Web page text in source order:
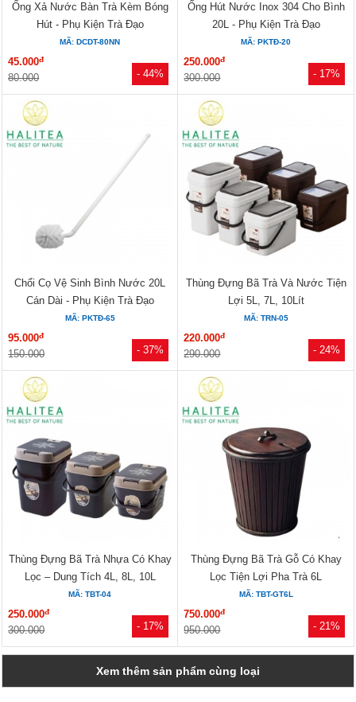
- 44%
Ống Xả Nước Bàn Trà Kèm Bóng
Hút - Phụ Kiện Trà Đạo
MÃ: DCDT-80NN
45.000đ
80.000 - 17%
Ống Hút Nước Inox 304 Cho Bình
20L - Phụ Kiện Trà Đạo
MÃ: PKTĐ-20
250.000đ
300.000
- 37%
Chổi Cọ Vệ Sinh Bình Nước 20L
Cán Dài - Phụ Kiện Trà Đạo
MÃ: PKTĐ-65
95.000đ
150.000 - 24%
Thùng Đựng Bã Trà Và Nước Tiện
Lợi 5L, 7L, 10Lít
MÃ: TRN-05
220.000đ
290.000
- 17%
Thùng Đựng Bã Trà Nhựa Có Khay
Lọc – Dung Tích 4L, 8L, 10L
MÃ: TBT-04
250.000đ
300.000 - 21%
Thùng Đựng Bã Trà Gỗ Có Khay
Lọc Tiện Lợi Pha Trà 6L
MÃ: TBT-GT6L
750.000đ
950.000
Xem thêm sản phẩm cùng loại